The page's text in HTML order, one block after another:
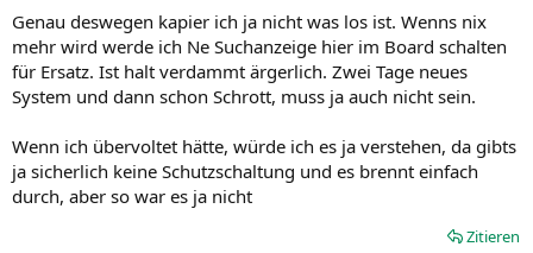
Genau deswegen kapier ich ja nicht was los ist. Wenns nix
mehr wird werde ich Ne Suchanzeige hier im Board schalten
für Ersatz. Ist halt verdammt ärgerlich. Zwei Tage neues
System und dann schon Schrott, muss ja auch nicht sein.
Wenn ich übervoltet hätte, würde ich es ja verstehen, da gibts
ja sicherlich keine Schutzschaltung und es brennt einfach
durch, aber so war es ja nicht
Zitieren